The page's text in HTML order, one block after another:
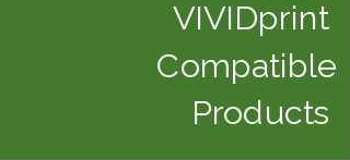
VIVIDprint
Compatible
Products